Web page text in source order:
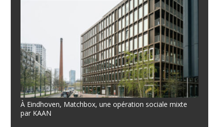
À Eindhoven, Matchbox, une opération sociale mixte
par KAAN